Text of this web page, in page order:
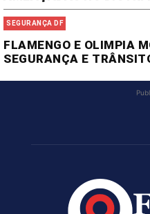
SEGURANÇA DF
FLAMENGO E OLIMPIA
SEGURANÇA E